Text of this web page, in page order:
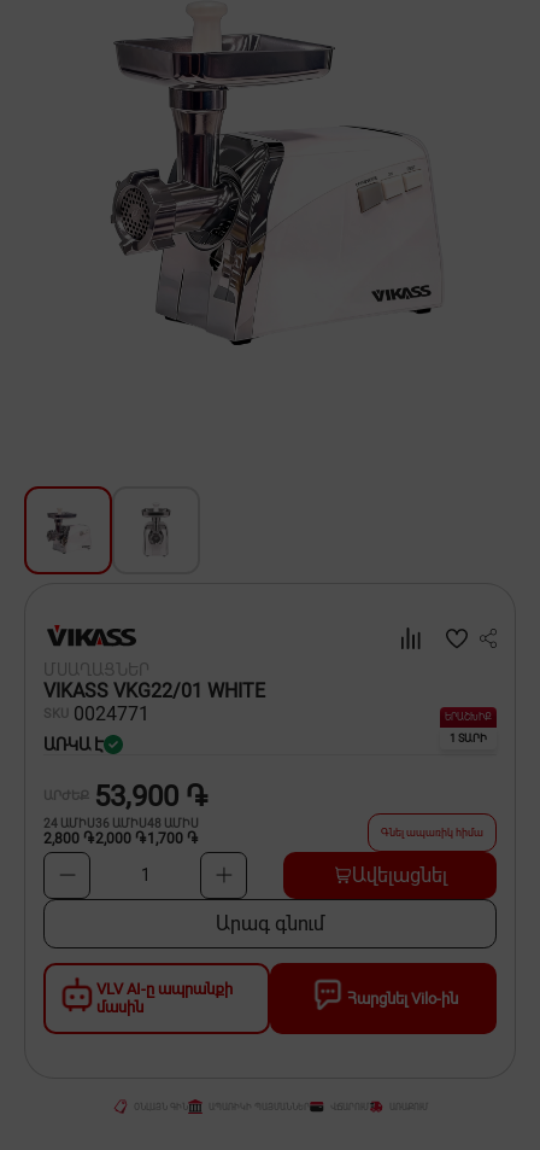
Խոհանոցի համար
Գեղեցկություն և խնամք
Ավտոմեքենաների աուդիոտեխնիկա
Գործիքներ
Սանկերամիկա
Տեքստիլ
Սպասք
Ինքնագնացներ և ինքնագլորներ
VLV AI-ը ապրանքի
մասին
Հարցնել Vilo-ին
ՄՍԱՂԱՑՆԵՐ
VIKASS VKG22/01 WHITE
SKU 0024771
ԱՌԿԱ Է
ԵՐԱՇԽԻՔ
1 ՏԱՐԻ
ԱՐԺԵՔ 53,900 ֏
24 ԱՄԻՍ
2,800 ֏
36 ԱՄԻՍ
2,000 ֏
48 ԱՄԻՍ
1,700 ֏ Գնել ապառիկ հիմա
1 Ավելացնել
Արագ գնում
ՎՃԱՐՈՒՄ